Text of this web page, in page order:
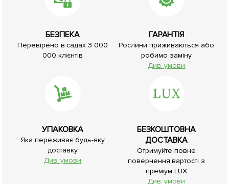
БЕЗПЕКА
Перевірено в садах 3 000
000 клієнтів
ГАРАНТІЯ
Рослини приживаються або
робимо заміну
Див. умови
УПАКОВКА
Яка переживає будь-яку
доставку
Див. умови
БЕЗКОШТОВНА
ДОСТАВКА
Отримуйте повне
повернення вартості з
преміум LUX
Див. умови